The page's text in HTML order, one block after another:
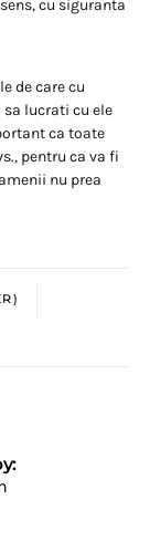
cu siguranta
de care cu
lucrati cu ele
ca toate
pentru ca va fi
nu prea